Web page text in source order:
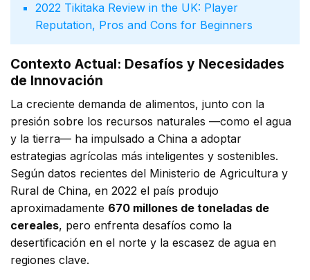
Tikitaka Review in the UK: Player
Reputation, Pros and Cons for Beginners
Contexto Actual: Desafíos y Necesidades
de Innovación
La creciente demanda de alimentos, junto con la
presión sobre los recursos naturales —como el agua
y la tierra— ha impulsado a China a adoptar
estrategias agrícolas más inteligentes y sostenibles.
Según datos recientes del Ministerio de Agricultura y
Rural de China, en 2022 el país produjo
aproximadamente 670 millones de toneladas de
cereales, pero enfrenta desafíos como la
desertificación en el norte y la escasez de agua en
regiones clave.